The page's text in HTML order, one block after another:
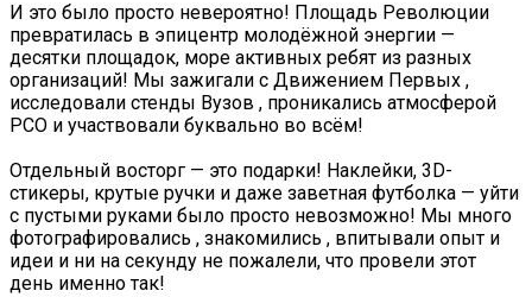
И это было просто невероятно! Площадь Революции
превратилась в эпицентр молодёжной энергии —
десятки площадок, море активных ребят из разных
организаций! Мы зажигали с Движением Первых ,
исследовали стенды Вузов , проникались атмосферой
РСО и участвовали буквально во всём!
Отдельный восторг — это подарки! Наклейки, 3D-
стикеры, крутые ручки и даже заветная футболка — уйти
с пустыми руками было просто невозможно! Мы много
фотографировались , знакомились , впитывали опыт и
идеи и ни на секунду не пожалели, что провели этот
день именно так!